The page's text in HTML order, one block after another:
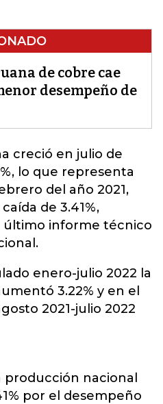
de cobre cae
desempeño de
creció en julio de
lo que representa
del año 2021,
de 3.41%,
último informe técnico
enero-julio 2022 la
3.22% y en el
2021-julio 2022
producción nacional
por el desempeño